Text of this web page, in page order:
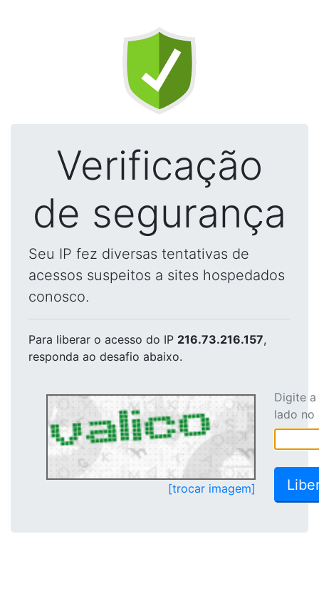
Verificação
de segurança
Seu IP fez diversas tentativas de
acessos suspeitos a sites hospedados
conosco.
Para liberar o acesso do IP 216.73.216.157,
responda ao desafio abaixo.
[trocar imagem]
Digite
lado no